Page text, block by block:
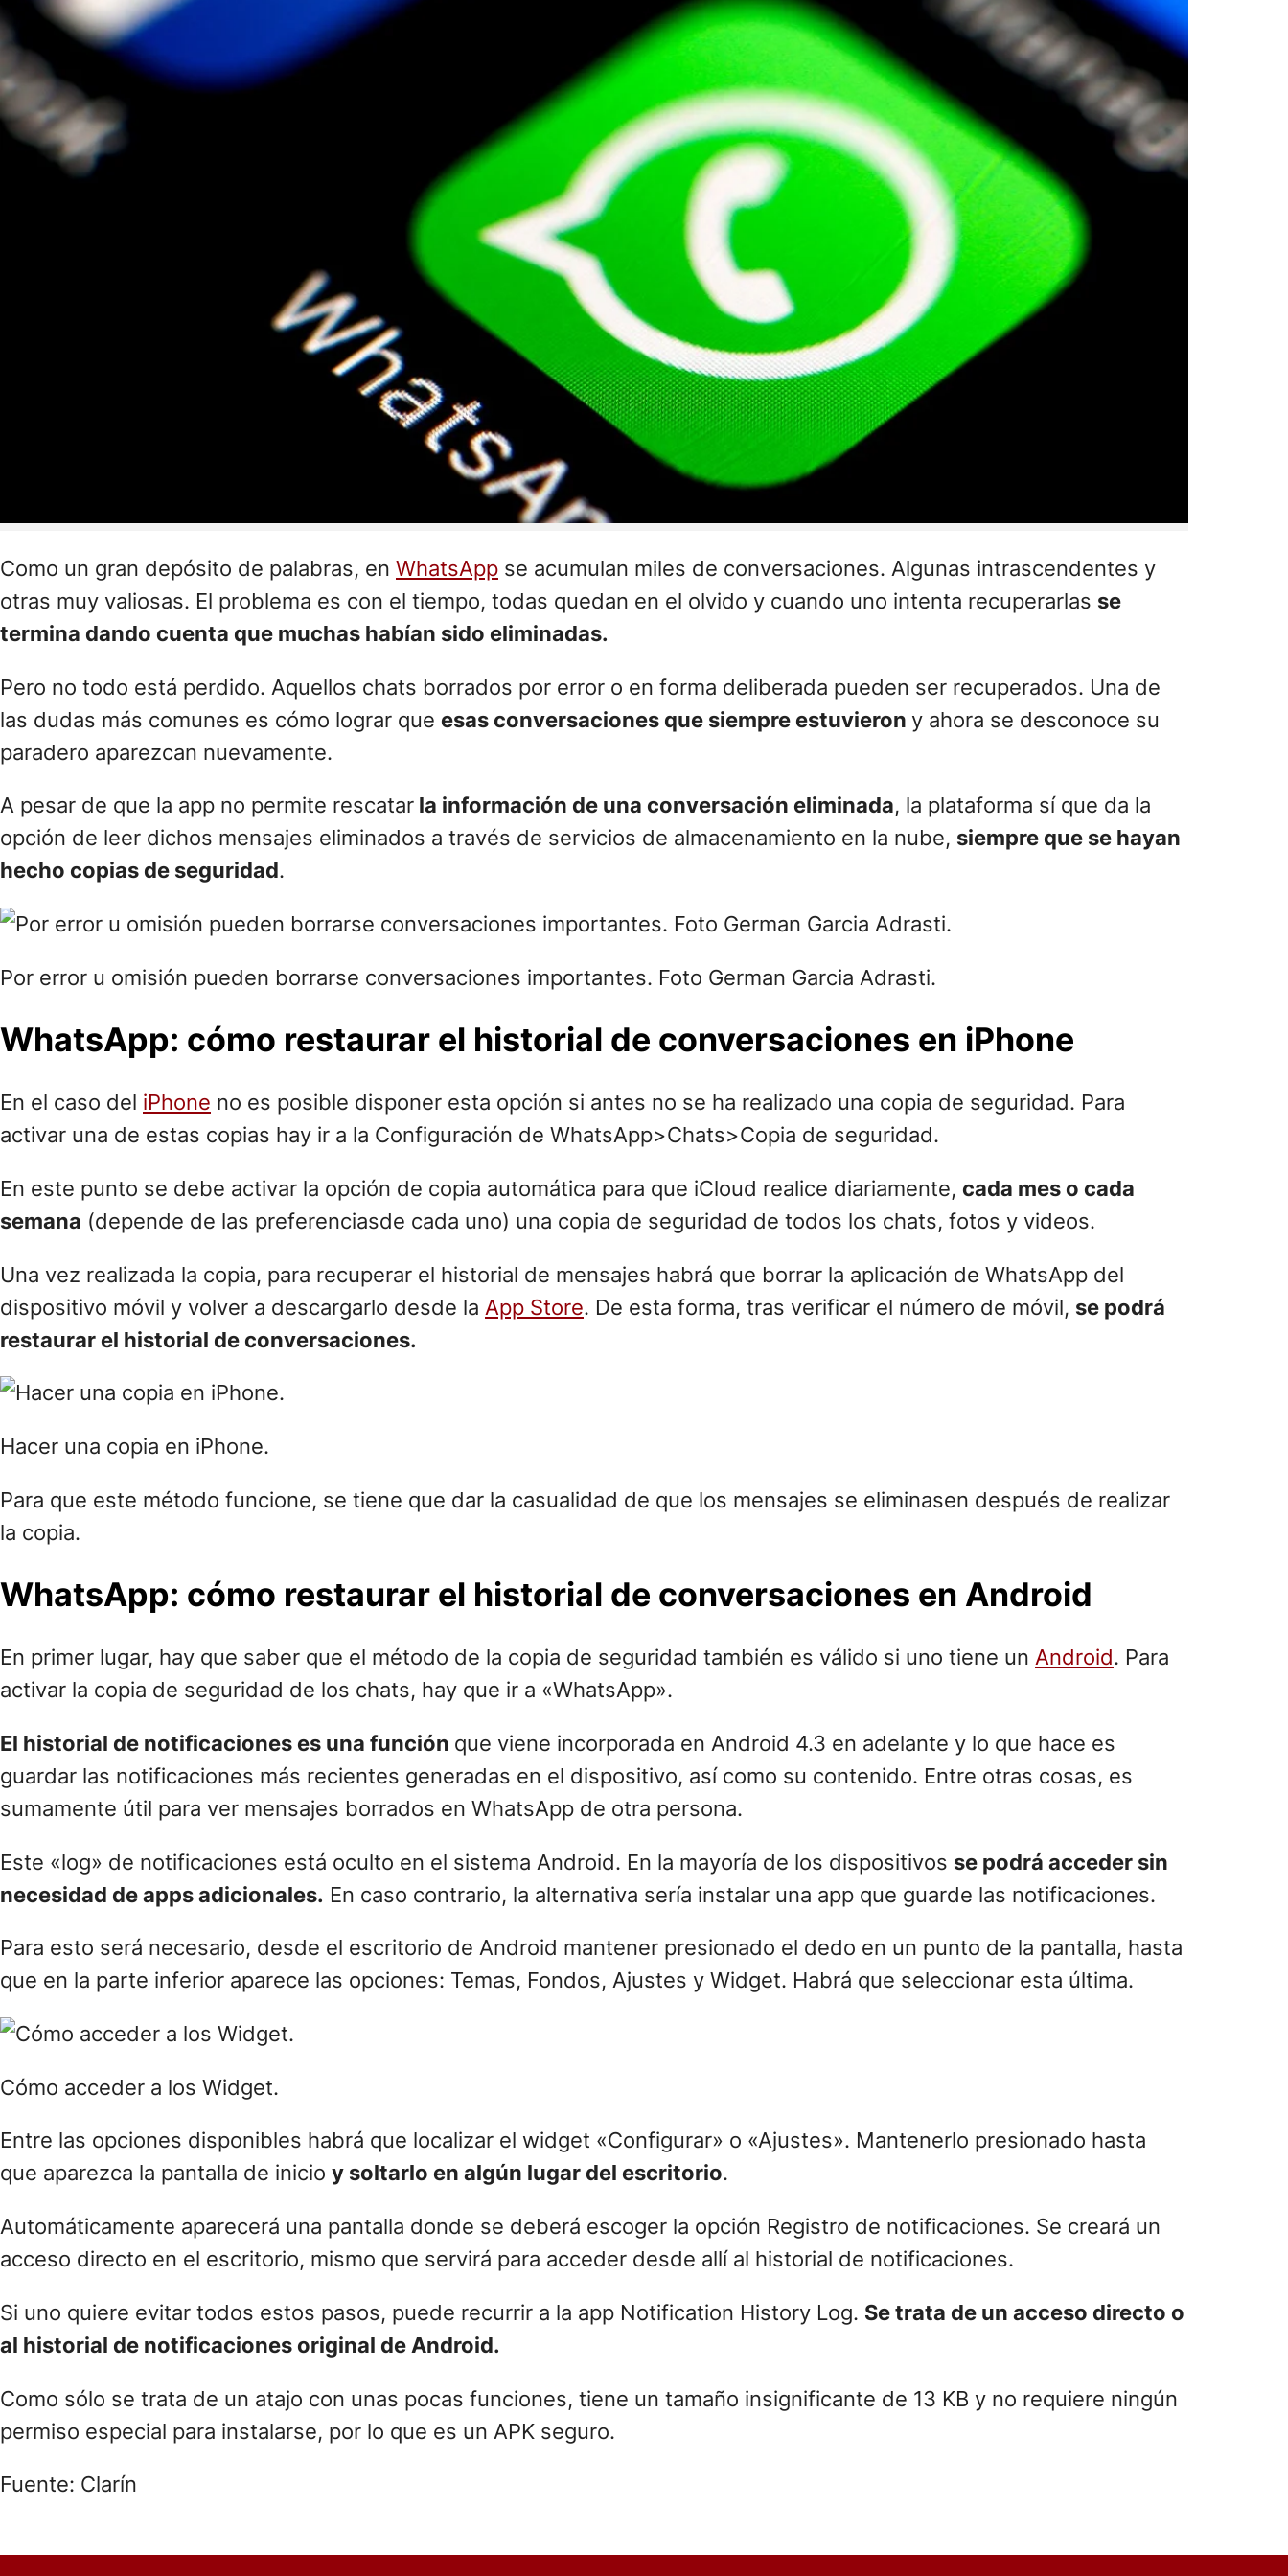
Como un gran depósito de palabras, en WhatsApp se acumulan miles de conversaciones. Algunas intrascendentes y
otras muy valiosas. El problema es con el tiempo, todas quedan en el olvido y cuando uno intenta recuperarlas se
termina dando cuenta que muchas habían sido eliminadas.
Pero no todo está perdido. Aquellos chats borrados por error o en forma deliberada pueden ser recuperados. Una de
las dudas más comunes es cómo lograr que esas conversaciones que siempre estuvieron y ahora se desconoce su
paradero aparezcan nuevamente.
A pesar de que la app no permite rescatar la información de una conversación eliminada, la plataforma sí que da la
opción de leer dichos mensajes eliminados a través de servicios de almacenamiento en la nube, siempre que se hayan
hecho copias de seguridad.
Por error u omisión pueden borrarse conversaciones importantes. Foto German Garcia Adrasti.
WhatsApp: cómo restaurar el historial de conversaciones en iPhone
En el caso del iPhone no es posible disponer esta opción si antes no se ha realizado una copia de seguridad. Para
activar una de estas copias hay ir a la Configuración de WhatsApp>Chats>Copia de seguridad.
En este punto se debe activar la opción de copia automática para que iCloud realice diariamente, cada mes o cada
semana (depende de las preferenciasde cada uno) una copia de seguridad de todos los chats, fotos y videos.
Una vez realizada la copia, para recuperar el historial de mensajes habrá que borrar la aplicación de WhatsApp del
dispositivo móvil y volver a descargarlo desde la App Store. De esta forma, tras verificar el número de móvil, se podrá
restaurar el historial de conversaciones.
Hacer una copia en iPhone.
Para que este método funcione, se tiene que dar la casualidad de que los mensajes se eliminasen después de realizar
la copia.
WhatsApp: cómo restaurar el historial de conversaciones en Android
En primer lugar, hay que saber que el método de la copia de seguridad también es válido si uno tiene un Android. Para
activar la copia de seguridad de los chats, hay que ir a «WhatsApp».
El historial de notificaciones es una función que viene incorporada en Android 4.3 en adelante y lo que hace es
guardar las notificaciones más recientes generadas en el dispositivo, así como su contenido. Entre otras cosas, es
sumamente útil para ver mensajes borrados en WhatsApp de otra persona.
Este «log» de notificaciones está oculto en el sistema Android. En la mayoría de los dispositivos se podrá acceder sin
necesidad de apps adicionales. En caso contrario, la alternativa sería instalar una app que guarde las notificaciones.
Para esto será necesario, desde el escritorio de Android mantener presionado el dedo en un punto de la pantalla, hasta
que en la parte inferior aparece las opciones: Temas, Fondos, Ajustes y Widget. Habrá que seleccionar esta última.
Cómo acceder a los Widget.
Entre las opciones disponibles habrá que localizar el widget «Configurar» o «Ajustes». Mantenerlo presionado hasta
que aparezca la pantalla de inicio y soltarlo en algún lugar del escritorio.
Automáticamente aparecerá una pantalla donde se deberá escoger la opción Registro de notificaciones. Se creará un
acceso directo en el escritorio, mismo que servirá para acceder desde allí al historial de notificaciones.
Si uno quiere evitar todos estos pasos, puede recurrir a la app Notification History Log. Se trata de un acceso directo o
al historial de notificaciones original de Android.
Como sólo se trata de un atajo con unas pocas funciones, tiene un tamaño insignificante de 13 KB y no requiere ningún
permiso especial para instalarse, por lo que es un APK seguro.
Fuente: Clarín